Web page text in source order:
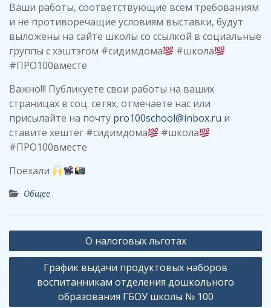
Ваши работы, соответствующие всем требованиям
и не противоречащие условиям выставки, будут
выложены на сайте школы со ссылкой в социальные
группы с хэштэгом #сидимдома
#школа
#ПРО100вместе
Важно!!! Публикуете свои работы на ваших
страницах в соц. сетях, отмечаете нас или
присылайте на почту pro100school@inbox.ru и
ставите хештег #сидимдома
#школа
#ПРО100вместе
Поехали
Общее
Навигация
по
записям
О налоговых льготах
График выдачи продуктовых наборов
воспитанникам отделения дошкольного
образования ГБОУ школы № 100